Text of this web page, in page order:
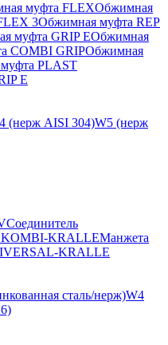
муфта FLEXОбжимная
3Обжимная муфта REP
муфта GRIP EОбжимная
COMBI GRIPОбжимная
PLAST
E
(нерж AISI 304)W5 (нерж
Соединитель
KRALLEМанжета
KRALLE
сталь/нерж)W4